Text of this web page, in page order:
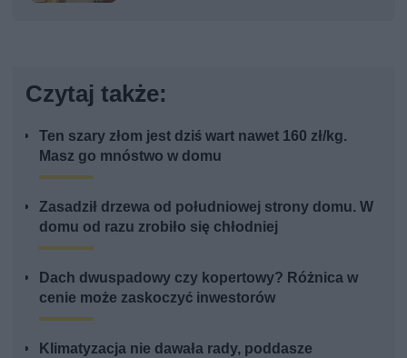
Czytaj także:
Ten szary złom jest dziś wart nawet 160 zł/kg.
Masz go mnóstwo w domu
Zasadził drzewa od południowej strony domu. W
domu od razu zrobiło się chłodniej
Dach dwuspadowy czy kopertowy? Różnica w
cenie może zaskoczyć inwestorów
Klimatyzacja nie dawała rady, poddasze